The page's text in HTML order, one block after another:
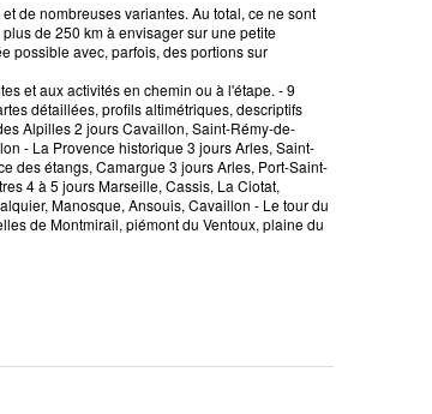
de nombreuses variantes. Au total, ce ne sont
de 250 km à envisager sur une petite
possible avec, parfois, des portions sur
et aux activités en chemin ou à l'étape. - 9
détaillées, profils altimétriques, descriptifs
Alpilles 2 jours Cavaillon, Saint-Rémy-de-
- La Provence historique 3 jours Arles, Saint-
des étangs, Camargue 3 jours Arles, Port-Saint-
4 à 5 jours Marseille, Cassis, La Ciotat,
Manosque, Ansouis, Cavaillon - Le tour du
de Montmirail, piémont du Ventoux, plaine du